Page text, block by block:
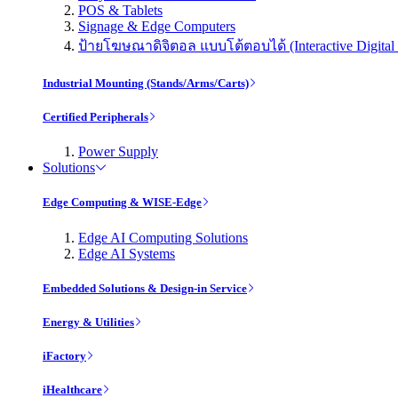
POS & Tablets
Signage & Edge Computers
ป้ายโฆษณาดิจิตอล แบบโต้ตอบได้ (Interactive Digital
Industrial Mounting (Stands/Arms/Carts)
Certified Peripherals
Power Supply
Solutions
Edge Computing & WISE-Edge
Edge AI Computing Solutions
Edge AI Systems
Embedded Solutions & Design-in Service
Energy & Utilities
iFactory
iHealthcare